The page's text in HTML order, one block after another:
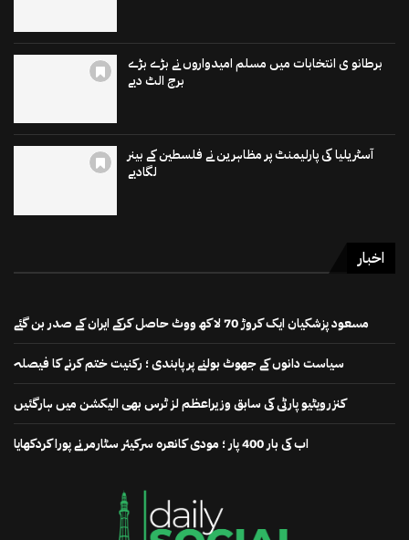
برطانو ی انتخابات میں مسلم امیدواروں نے بڑے بڑے
برج الٹ دیے
آسٹریلیا کی پارلیمنٹ پر مظاہرین نے فلسطین کے بینر
لگادیے
اخبار
مسعود پزشکیان ایک کروڑ 70 لاکھ ووٹ حاصل کرکے ایران کے صدر بن گئے
سیاست دانوں کے جھوٹ بولنے پر پابندی ؛ رکنیت ختم کرنے کا فیصلہ
کنزرویٹیو پارٹی کی سابق وزیراعظم لز ٹرس بھی الیکشن میں ہارگئیں
اب کی بار 400 پار ؛ مودی کانعرہ سرکیئر سٹارمر نے پورا کردکھایا